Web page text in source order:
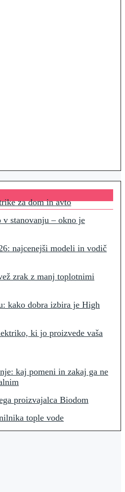
za dom in avto
stanovanju – okno je
najcenejši modeli in vodič
zrak z manj toplotnimi
kako dobra izbira je High
ki jo proizvede vaša
kaj pomeni in zakaj ga ne
proizvajalca Biodom
tople vode